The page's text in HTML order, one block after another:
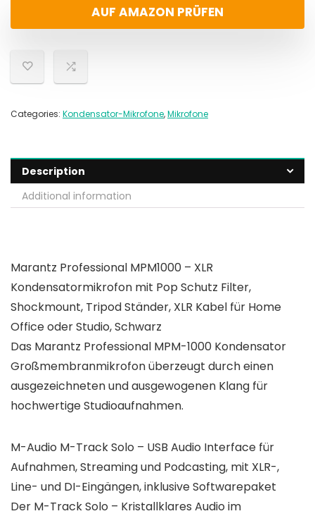
AUF AMAZON PRÜFEN
Categories: Kondensator-Mikrofone,Mikrofone
Description
Additional information
Marantz Professional MPM1000 – XLR
Kondensatormikrofon mit Pop Schutz Filter,
Shockmount, Tripod Ständer, XLR Kabel für Home
Office oder Studio, Schwarz
Das Marantz Professional MPM-1000 Kondensator
Großmembranmikrofon überzeugt durch einen
ausgezeichneten und ausgewogenen Klang für
hochwertige Studioaufnahmen.
M-Audio M-Track Solo – USB Audio Interface für
Aufnahmen, Streaming und Podcasting, mit XLR-,
Line- und DI-Eingängen, inklusive Softwarepaket
Der M-Track Solo – Kristallklares Audio im